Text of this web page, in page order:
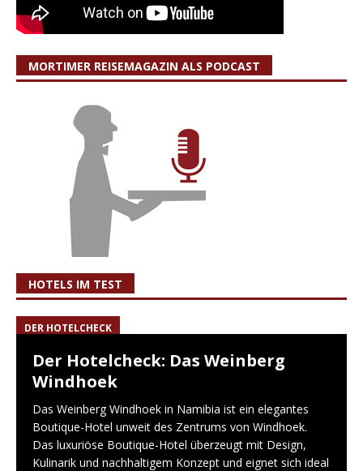
MORTIMER REISEMAGAZIN ALS PODCAST
HOTELS IM TEST
DER HOTELCHECK
Der Hotelcheck: Das Weinberg
Windhoek
Das Weinberg Windhoek in Namibia ist ein elegantes
Boutique-Hotel unweit des Zentrums von Windhoek.
Das luxuriöse Boutique-Hotel überzeugt mit Design,
Kulinarik und nachhaltigem Konzept und eignet sich ideal